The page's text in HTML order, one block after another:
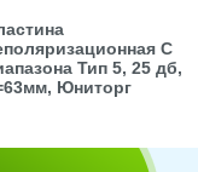
С
Тип 5, 25 дб,
Юниторг